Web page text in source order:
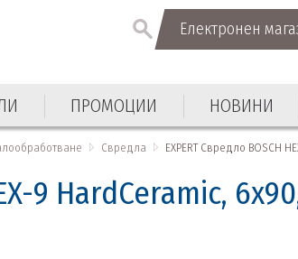
Електронен
ПРОМОЦИИ НОВИНИ
Електронен
Свредла EXPERT Свредло BOSCH
9 HardCeramic,